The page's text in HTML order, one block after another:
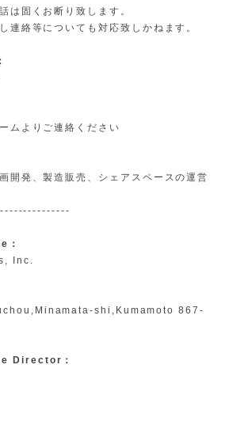
は固くお断り致します。
連絡等についても対応致しかねます。
ムよりご連絡ください
開発、製造販売、シェアスペースの運営
：
Inc.
shi,Kumamoto 867-
Director：